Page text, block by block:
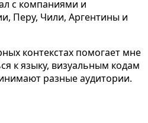
с компаниями и
Перу, Чили, Аргентины и
контекстах помогает мне
к языку, визуальным кодам
разные аудитории.